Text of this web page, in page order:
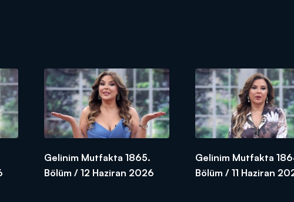
Gelinim Mutfakta 1865.
Bölüm / 12 Haziran 2026
Gelinim Mutfakta
Bölüm / 11 Haziran